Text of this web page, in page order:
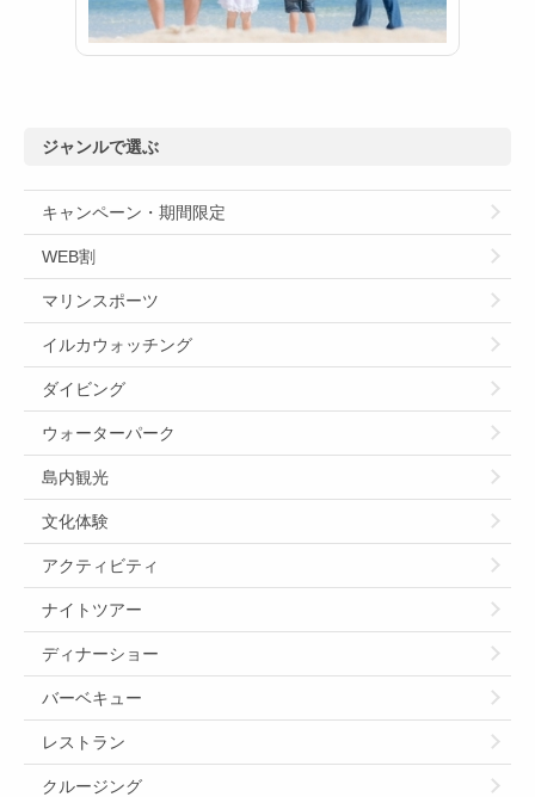
ジャンルで選ぶ
キャンペーン・期間限定
WEB割
マリンスポーツ
イルカウォッチング
ダイビング
ウォーターパーク
島内観光
文化体験
アクティビティ
ナイトツアー
ディナーショー
バーベキュー
レストラン
クルージング